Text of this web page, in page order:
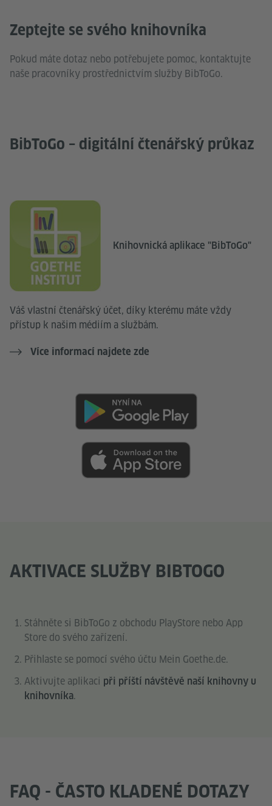
Zeptejte se svého knihovníka
Pokud máte dotaz nebo potřebujete pomoc, kontaktujte
naše pracovníky prostřednictvím služby BibToGo.
BibToGo – digitální čtenářský průkaz
Knihovnická aplikace "BibToGo"
Váš vlastní čtenářský účet, díky kterému máte vždy
přístup k našim médiím a službám.
Více informací najdete zde
AKTIVACE SLUŽBY BIBTOGO
Stáhněte si BibToGo z obchodu PlayStore nebo App
Store do svého zařízení.
Přihlaste se pomocí svého účtu Mein Goethe.de.
Aktivujte aplikaci při příští návštěvě naší knihovny u
knihovníka.
FAQ - ČASTO KLADENÉ DOTAZY